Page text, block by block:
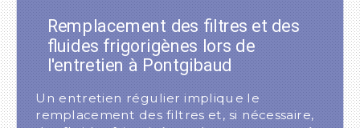
Remplacement des filtres et des
fluides frigorigènes lors de
l'entretien à Pontgibaud
Un entretien régulier implique le
remplacement des filtres et, si nécessaire,